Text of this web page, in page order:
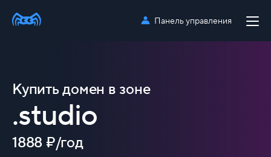
Панель управления
Купить домен в зоне
.studio
1888 ₽/год